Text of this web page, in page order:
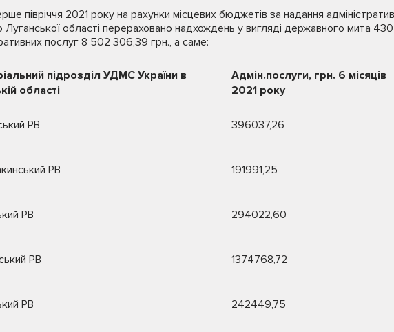
півріччя 2021 року на рахунки місцевих бюджетів за надання
області перераховано надхождень у вигляді державного мита 430
послуг 8 502 306,39 грн., а саме:
підрозділ УДМС України в
області
Адмін.послуги, грн. 6 місяців
2021 року
РВ 396037,26
РВ 191991,25
РВ 294022,60
РВ 1374768,72
РВ 242449,75